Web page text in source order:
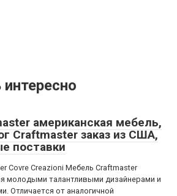
американская мебель,
Craftmaster заказ из США,
поставки
Covre Creazioni Мебель Craftmaster
молодыми талантливыми дизайнерами и
Отличается от аналогичной